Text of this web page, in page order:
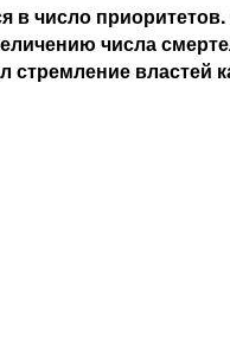
в число
числа
стремление властей